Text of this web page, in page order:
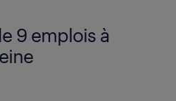
9 emplois à